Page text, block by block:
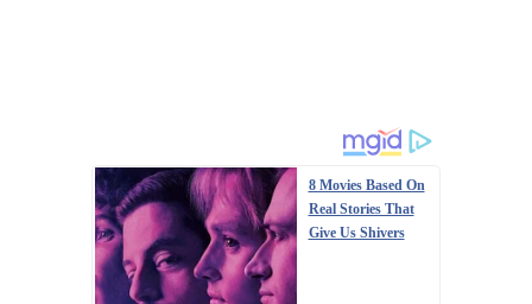
8 Movies Based On
Real Stories That
Give Us Shivers